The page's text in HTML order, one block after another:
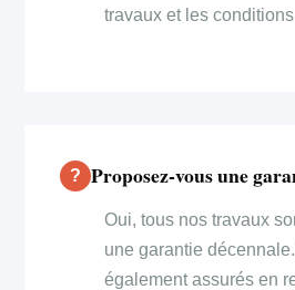
travaux et les
Proposez-vous une
Oui, tous nos travaux
une garantie
également assurés en